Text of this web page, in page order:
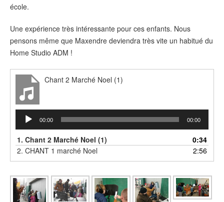
école.
Une expérience très intéressante pour ces enfants. Nous
pensons même que Maxendre deviendra très vite un habitué du
Home Studio ADM !
Chant 2 Marché Noel (1)
Lecteur
audio
00:00 00:00
1. Chant 2 Marché Noel (1)
0:34
2. CHANT 1 marché Noel 2:56